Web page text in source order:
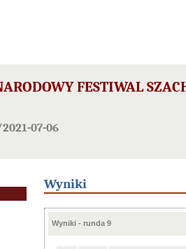
FESTIWAL
07-06
Wyniki
Wyniki - runda 9